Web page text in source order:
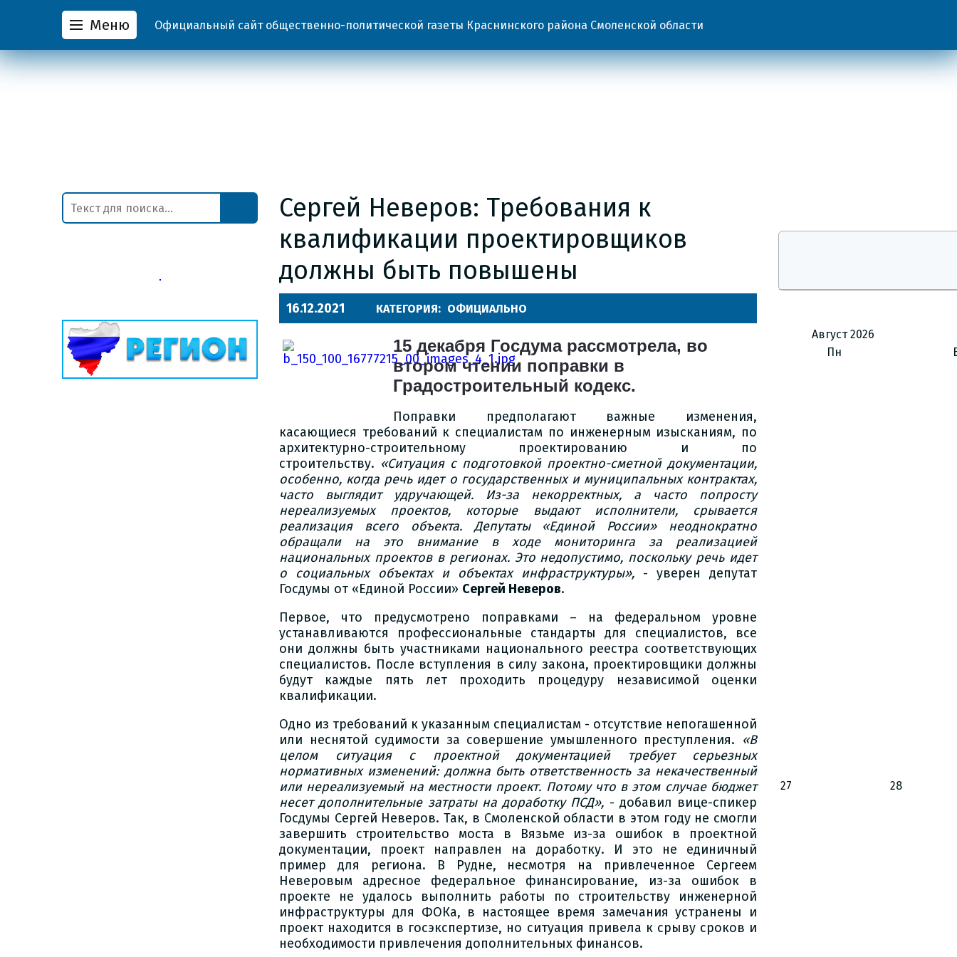
Меню Официальный сайт общественно-политической газеты Краснинского района Смоленской области
Сергей Неверов: Требования к
квалификации проектировщиков
должны быть повышены
16.12.2021 КАТЕГОРИЯ: ОФИЦИАЛЬНО
15 декабря Госдума рассмотрела, во
втором чтении поправки в
Градостроительный кодекс.
Поправки предполагают важные изменения,
касающиеся требований к специалистам по инженерным изысканиям, по
архитектурно-строительному проектированию и по
строительству. «Ситуация с подготовкой проектно-сметной документации,
особенно, когда речь идет о государственных и муниципальных контрактах,
часто выглядит удручающей. Из-за некорректных, а часто попросту
нереализуемых проектов, которые выдают исполнители, срывается
реализация всего объекта. Депутаты «Единой России» неоднократно
обращали на это внимание в ходе мониторинга за реализацией
национальных проектов в регионах. Это недопустимо, поскольку речь идет
о социальных объектах и объектах инфраструктуры», - уверен депутат
Госдумы от «Единой России» Сергей Неверов.
Первое, что предусмотрено поправками – на федеральном уровне
устанавливаются профессиональные стандарты для специалистов, все
они должны быть участниками национального реестра соответствующих
специалистов. После вступления в силу закона, проектировщики должны
будут каждые пять лет проходить процедуру независимой оценки
квалификации.
Одно из требований к указанным специалистам - отсутствие непогашенной
или неснятой судимости за совершение умышленного преступления. «В
целом ситуация с проектной документацией требует серьезных
нормативных изменений: должна быть ответственность за некачественный
или нереализуемый на местности проект. Потому что в этом случае бюджет
несет дополнительные затраты на доработку ПСД», - добавил вице-спикер
Госдумы Сергей Неверов. Так, в Смоленской области в этом году не смогли
завершить строительство моста в Вязьме из-за ошибок в проектной
документации, проект направлен на доработку. И это не единичный
пример для региона. В Рудне, несмотря на привлеченное Сергеем
Неверовым адресное федеральное финансирование, из-за ошибок в
проекте не удалось выполнить работы по строительству инженерной
инфраструктуры для ФОКа, в настоящее время замечания устранены и
проект находится в госэкспертизе, но ситуация привела к срыву сроков и
необходимости привлечения дополнительных финансов.
Август 2026
Пн
27 28